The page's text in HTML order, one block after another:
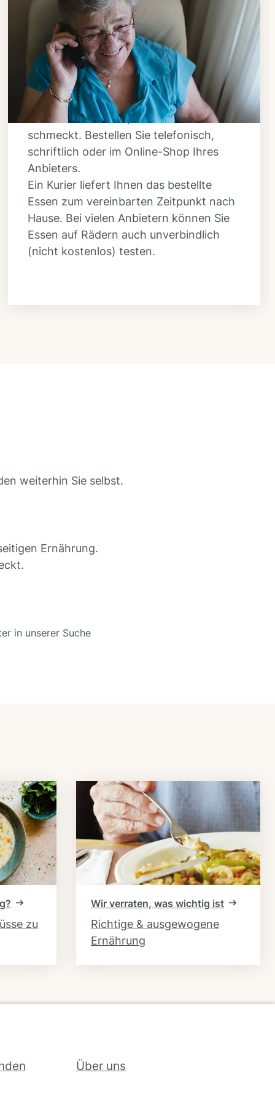
Schritt 3
Bestellen & liefern
lassen
Suchen Sie sich aus dem Speiseplan
Ihres Anbieters aus, was Ihnen
schmeckt. Bestellen Sie telefonisch,
schriftlich oder im Online-Shop Ihres
Anbieters.
Ein Kurier liefert Ihnen das bestellte
Essen zum vereinbarten Zeitpunkt nach
Hause. Bei vielen Anbietern können Sie
Essen auf Rädern auch unverbindlich
(nicht kostenlos) testen.
weiterhin Sie selbst.
Ernährung.
in unserer Suche
zu
Wir verraten, was wichtig ist
Richtige & ausgewogene
Ernährung
Über uns